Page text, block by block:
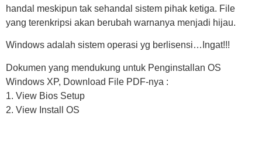
handal meskipun tak sehandal sistem pihak ketiga. File
yang terenkripsi akan berubah warnanya menjadi hijau.
Windows adalah sistem operasi yg berlisensi…Ingat!!!
Dokumen yang mendukung untuk Penginstallan OS
Windows XP, Download File PDF-nya :
1. View Bios Setup
2. View Install OS